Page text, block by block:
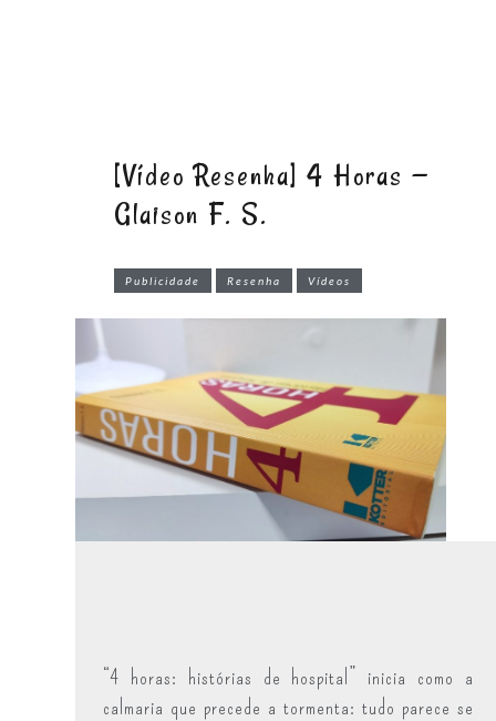
[Vídeo Resenha] 4 Horas —
Glaison F. S.
Publicidade Resenha Vídeos
“4 horas: histórias de hospital” inicia como a
calmaria que precede a tormenta: tudo parece se